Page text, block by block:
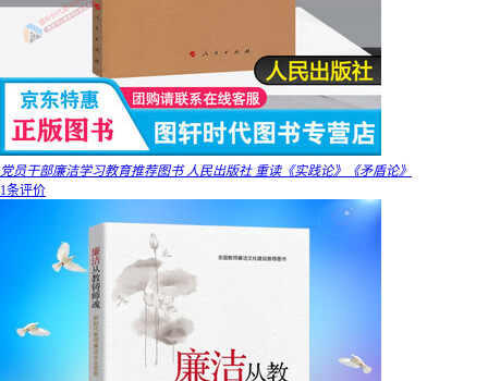
党员干部廉洁学习教育推荐图书 人民出版社 重读《实践论》《矛盾论》
1条评价